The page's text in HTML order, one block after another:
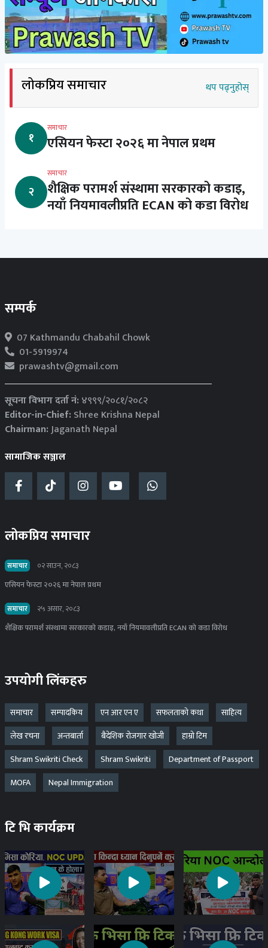
लोकप्रिय समाचार थप पढ्नुहोस्
१
समाचार
एसियन फेस्टा २०२६ मा नेपाल प्रथम
२
समाचार
शैक्षिक परामर्श संस्थामा सरकारको कडाइ,
नयाँ नियमावलीप्रति ECAN को कडा विरोध
सम्पर्क
07 Kathmandu Chabahil Chowk
01-5919974
prawashtv@gmail.com
सूचना विभाग दर्ता नं: ४९९९/२०८१/२०८२
Editor-in-Chief: Shree Krishna Nepal
Chairman:Jaganath Nepal
सामाजिक सञ्जाल
लोकप्रिय समाचार
समाचार
०२ साउन, २०८३
एसियन फेस्टा २०२६ मा नेपाल प्रथम
समाचार
२५ असार, २०८३
शैक्षिक परामर्श संस्थामा सरकारको कडाइ, नयाँ नियमावलीप्रति ECAN को कडा विरोध
उपयोगी लिंकहरु
समाचार सम्पादकिय एन आर एन ए सफलताको कथा
साहित्य
लेख रचना
अन्तबार्ता बैदेशिक रोजगार खोजी
हाम्रो टिम
Shram Swikriti Check
Shram Swikriti
Department of Passport
MOFA
Nepal Immigration
टि भि कार्यक्रम